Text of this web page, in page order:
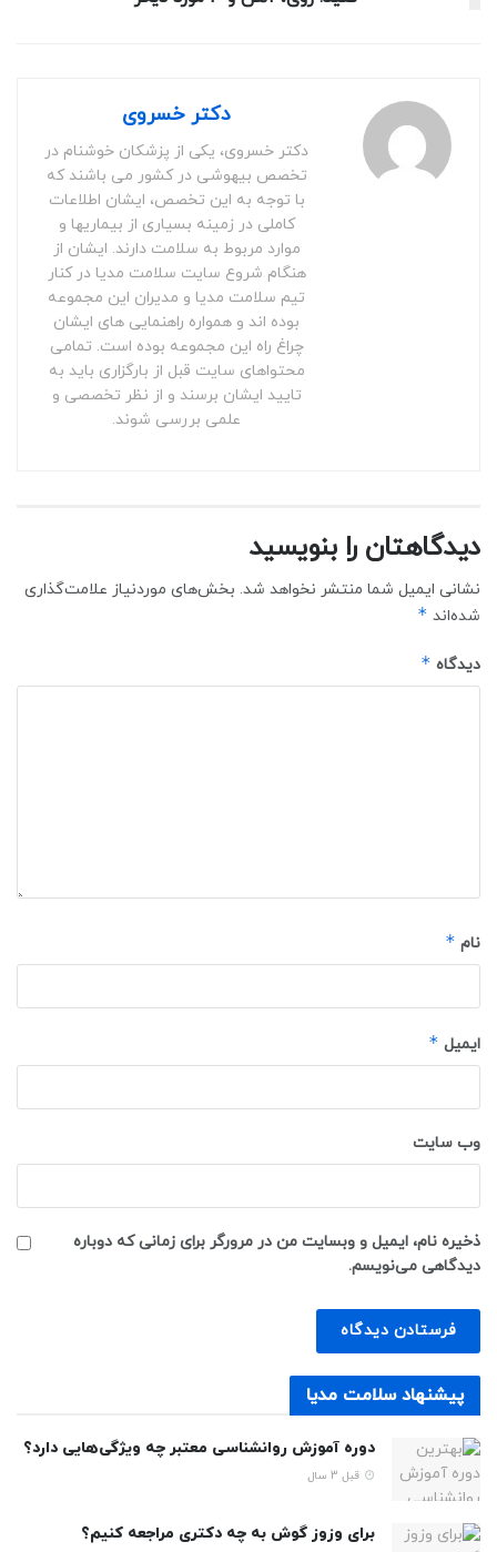
دکتر خسروی
دکتر خسروی، یکی از پزشکان خوشنام در
تخصص بیهوشی در کشور می باشند که
با توجه به این تخصص، ایشان اطلاعات
کاملی در زمینه بسیاری از بیماریها و
موارد مربوط به سلامت دارند. ایشان از
هنگام شروع سایت سلامت مدیا در کنار
تیم سلامت مدیا و مدیران این مجموعه
بوده اند و همواره راهنمایی های ایشان
چراغ راه این مجموعه بوده است. تمامی
محتواهای سایت قبل از بارگزاری باید به
تایید ایشان برسند و از نظر تخصصی و
علمی بررسی شوند.
دیدگاهتان را بنویسید
نشانی ایمیل شما منتشر نخواهد شد. بخش‌های موردنیاز علامت‌گذاری
شده‌اند *
دیدگاه *
نام *
ایمیل *
وب‌ سایت
ذخیره نام، ایمیل و وبسایت من در مرورگر برای زمانی که دوباره
دیدگاهی می‌نویسم.
پیشنهاد سلامت مدیا
دوره آموزش روانشناسی معتبر چه ویژگی‌هایی دارد؟
قبل 3 سال
برای وزوز گوش به چه دکتری مراجعه کنیم؟